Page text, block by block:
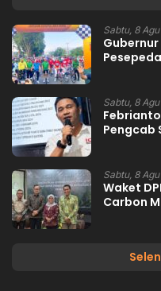
Sabtu, 8
Sabtu, 8
Pengcab
Sabtu, 8
Waket
Carbon